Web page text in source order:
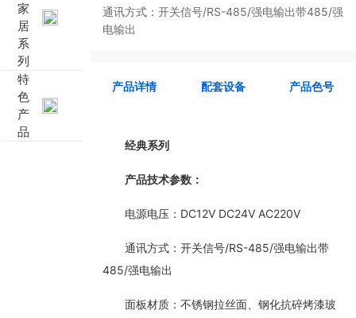
睿典系列智能开关
新致系列智能开关
大板系列智能开关
摇杆系列智能开关
精雕系列智能开关
70款的智能开关
客控系统方案5
家
居
系
列
特
色
产
品
通讯方式：开关信号/RS-485/强电输出带485/强
电输出
产品详情 配套设备 产品色号
经典系列
产品技术参数：
电源电压：DC12V DC24V AC220V
通讯方式：开关信号/RS-485/强电输出带
485/强电输出
面板材质：不锈钢拉丝面、钢化抗碎烤漆玻